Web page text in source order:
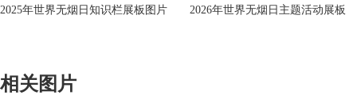
2025年世界无烟日知识栏展板图片 2026年世界无烟日主题活动展板
相关图片